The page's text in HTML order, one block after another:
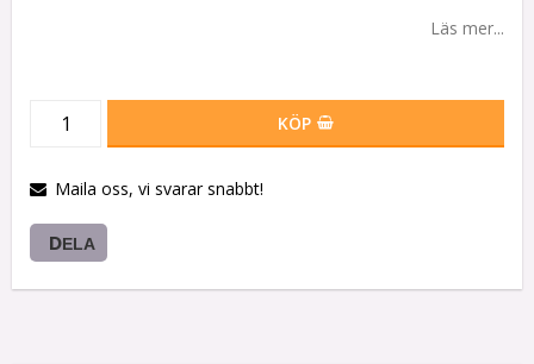
Läs mer...
KÖP
Maila oss, vi svarar snabbt!
DELA